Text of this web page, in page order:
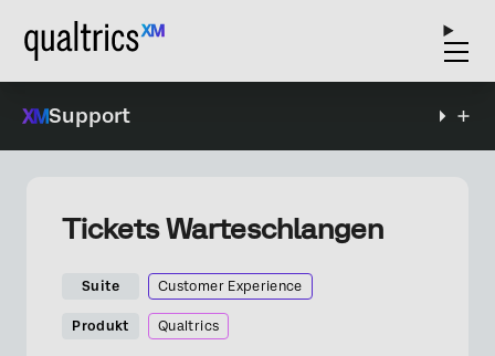
Support
Tickets Warteschlangen
Suite Customer Experience
Produkt Qualtrics